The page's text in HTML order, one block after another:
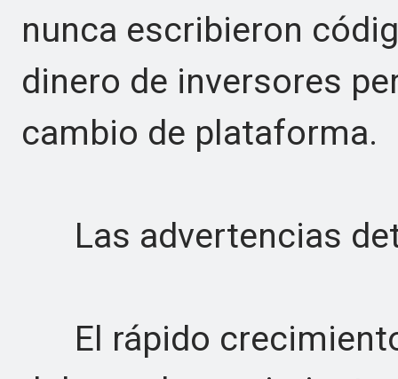
nunca escribieron
dinero de inversores
cambio de plataforma.
Las advertencias
El rápido